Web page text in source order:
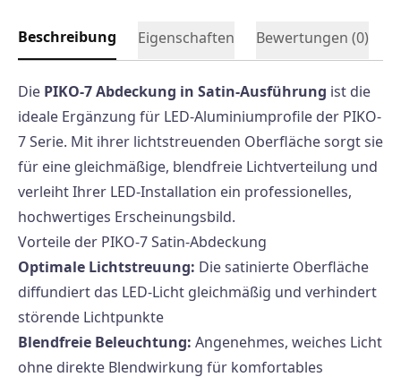
Beschreibung Eigenschaften Bewertungen (0)
Die PIKO-7 Abdeckung in Satin-Ausführung ist die
ideale Ergänzung für LED-Aluminiumprofile der PIKO-
7 Serie. Mit ihrer lichtstreuenden Oberfläche sorgt sie
für eine gleichmäßige, blendfreie Lichtverteilung und
verleiht Ihrer LED-Installation ein professionelles,
hochwertiges Erscheinungsbild.
Vorteile der PIKO-7 Satin-Abdeckung
Optimale Lichtstreuung: Die satinierte Oberfläche
diffundiert das LED-Licht gleichmäßig und verhindert
störende Lichtpunkte
Blendfreie Beleuchtung: Angenehmes, weiches Licht
ohne direkte Blendwirkung für komfortables